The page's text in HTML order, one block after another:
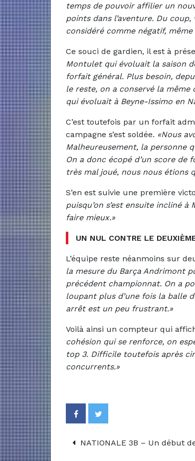
temps de pouvoir affilier un
points dans l’aventure. Du
considéré comme négatif,
Ce souci de gardien, il est à
Montulet qui évoluait la saison
forfait général. Plus besoin,
le reste, on a conservé la
qui évoluait à Beyne-Issimo en
C’est toutefois par un forfait
campagne s’est soldée. «Nous
Malheureusement, la personne
On a donc écopé d’un score de
très mal joué, nous nous étions
S’en est suivie une première
puisqu’on s’est ensuite incliné
faire mieux.»
UN NUL CONTRE LE
L’équipe reste néanmoins sur
la mesure du Barça Andrimont
précédent championnat. On a
loupant plus d’une fois la balle
arrêt est un peu frustrant.»
Voilà ainsi un compteur qui
cohésion qui se renforce, on
top 3. Difficile toutefois après
concurrents.»
NATIONALE 3B – Un début